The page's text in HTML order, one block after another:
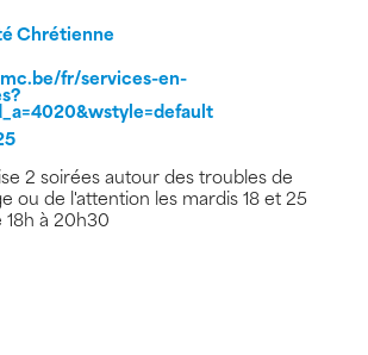
Chrétienne
fr/services-en-
2 soirées autour des troubles de
ou de l'attention les mardis 18 et 25
à 20h30